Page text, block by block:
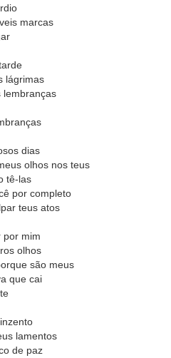
marcas
lágrimas
lembranças
dias
olhos nos teus
tê-las
por completo
teus atos
por mim
olhos
são meus
que cai
lamentos
de paz